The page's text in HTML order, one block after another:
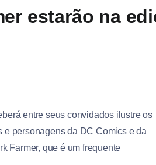
estarão na
entre seus convidados ilustre os
e personagens da DC Comics e da
Farmer, que é um frequente